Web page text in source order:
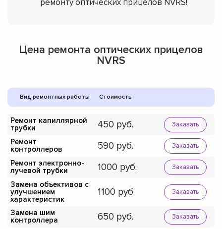
ремонту оптических прицелов NVRS!
Цена ремонта оптических прицелов
NVRS
Вид ремонтных работы Стоимость
Ремонт капиллярной
трубки
450 Заказать
Ремонт
контроллеров
590 Заказать
Ремонт электронно-
лучевой трубки
1000 Заказать
Замена объективов с
улучшением
характеристик
1100 Заказать
Замена шим
контроллера
650 Заказать